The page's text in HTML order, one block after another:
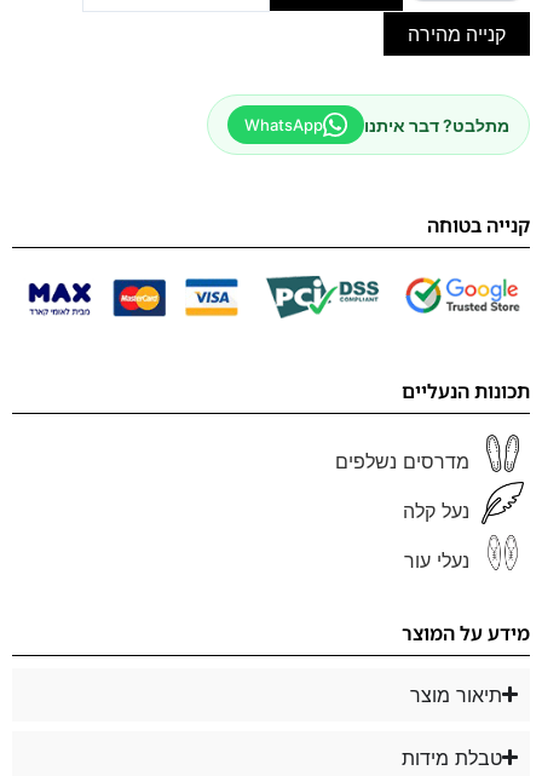
קנייה מהירה
מתלבט? דבר איתנו WhatsApp
קנייה בטוחה
תכונות הנעליים
מדרסים נשלפים
נעל קלה
נעלי עור
מידע על המוצר
תיאור מוצר
טבלת מידות